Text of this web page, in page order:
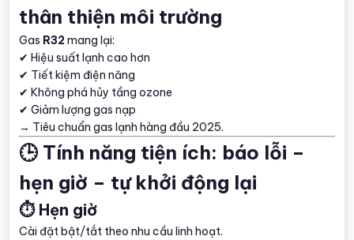
thân thiện môi trường
Gas R32mang lại:
✔ Hiệu suất lạnh cao hơn
✔ Tiết kiệm điện năng
✔ Không phá hủy tầng ozone
✔ Giảm lượng gas nạp
→ Tiêu chuẩn gas lạnh hàng đầu 2025.
🕒 Tính năng tiện ích: báo lỗi –
hẹn giờ – tự khởi động lại
⏱️ Hẹn giờ
Cài đặt bật/tắt theo nhu cầu linh hoạt.